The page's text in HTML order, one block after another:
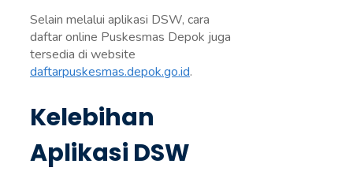
Selain melalui aplikasi DSW, cara
daftar online Puskesmas Depok juga
tersedia di website
daftarpuskesmas.depok.go.id.
Kelebihan
Aplikasi DSW